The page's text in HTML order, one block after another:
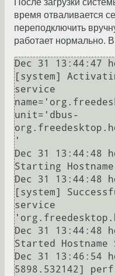
После загрузки
время отваливается
переподключить
работает нормально. В
Dec 31 13:44:47
[system]
service
unit='dbus-
'
Dec 31 13:44:48
Starting
Dec 31 13:44:48
[system]
service
Dec 31 13:44:48
Started Hostname
Dec 31 13:46:54
5898.532142]